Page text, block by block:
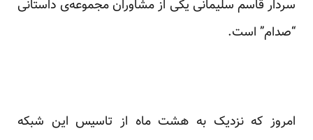
سردار قاسم سلیمانی یکی از مشاوران مجموعه‌ی داستانی
“صدام” است.
امروز که نزدیک به هشت ماه از تاسیس این شبکه